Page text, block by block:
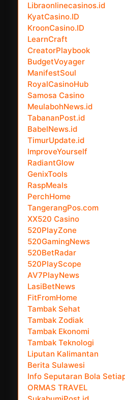
Libraonlinecasinos.id
KyatCasino.ID
KroonCasino.ID
LearnCraft
CreatorPlaybook
BudgetVoyager
ManifestSoul
RoyalCasinoHub
Samosa Casino
MeulabohNews.id
TabananPost.id
BabelNews.id
TimurUpdate.id
ImproveYourself
RadiantGlow
GenixTools
RaspMeals
PerchHome
TangerangPos.com
XX520 Casino
520PlayZone
520GamingNews
520BetRadar
520PlayScope
AV7PlayNews
LasiBetNews
FitFromHome
Tambak Sehat
Tambak Zodiak
Tambak Ekonomi
Tambak Teknologi
Liputan Kalimantan
Berita Sulawesi
Info Seputaran Bola
ORMAS TRAVEL